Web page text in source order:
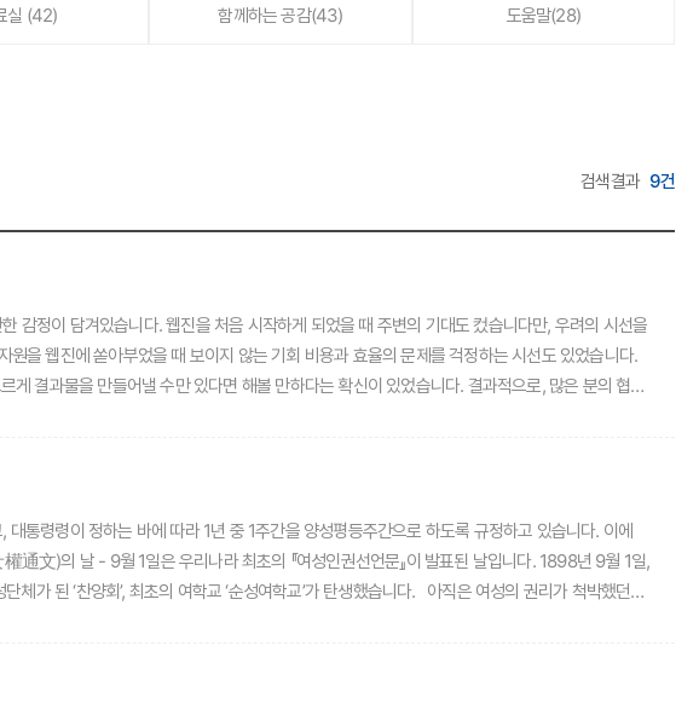
실 (42) 함께하는 공감(43) 도움말(28)
검색결과 9건
감정이 담겨있습니다. 웹진을 처음 시작하게 되었을 때 주변의 기대도 컸습니다만, 우려의 시선을
을 웹진에 쏟아부었을 때 보이지 않는 기회 비용과 효율의 문제를 걱정하는 시선도 있었습니다.
낼 수만 있다면 해볼 만하다는 확신이 있었습니다. 결과적으로, 많은 분의 협력,
는 듯이 보이기도 합니다. 우리 사회를 놀라게 한 ‘텔레그램 성 착취 사건’ 이후 사회적인 대응,
성이 그러하듯, 느리더라도 반드시 변화는 있습니다. 부산 성인지교육 웹진이 묵묵히 그 변화의
가 되기를 기대합니다. 우리 사회의 양성평등 시스템은 아직
제·사회·문화적인 기회의 불균형이 분명 존재합니다. 이 복잡한 실타래를 풀어나갈 때, 인구문제,
文)의 날 - 9월 1일은 우리나라 최초의 『여성인권선언문』이 발표된 날입니다. 1898년 9월 1일,
여학교 ‘순성여학교’가 탄생했습니다. 아직은 여성의 권리가 척박했던